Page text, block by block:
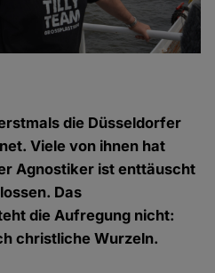
die Düsseldorfer
Viele von ihnen hat
Agnostiker ist enttäuscht
Das
die Aufregung nicht:
christliche Wurzeln.